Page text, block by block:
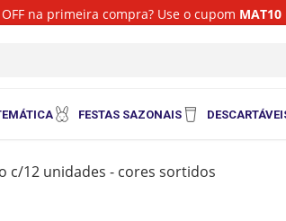
na primeira compra? Use o cupom MAT10
FESTAS SAZONAIS
c/12 unidades - cores sortidos